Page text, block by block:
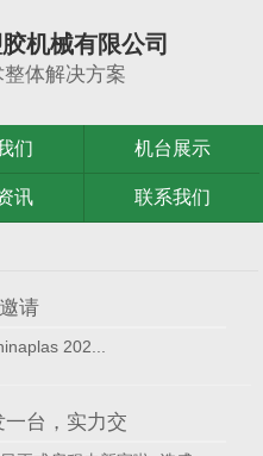
机械有限公司
体解决方案
们 机台展示
讯 联系我们
请
202...
台，实力交